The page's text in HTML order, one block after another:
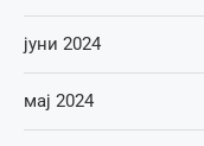
јуни 2024
мај 2024